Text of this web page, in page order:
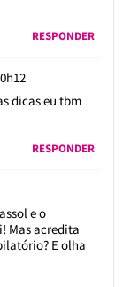
RESPONDER
dicas eu tbm
RESPONDER
e o
Mas acredita
E olha